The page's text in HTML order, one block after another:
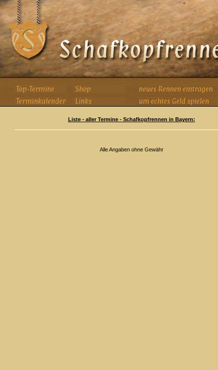
Liste - aller Termine - Schafkopfrennen in Bayern:
Alle Angaben ohne Gewähr